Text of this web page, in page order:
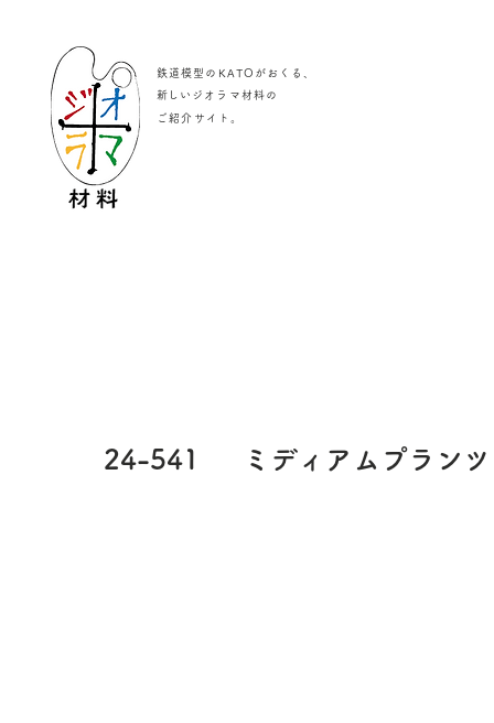
鉄道模型のKATOがおくる、
​新しいジオラマ材料の
ご紹介サイト
24-541 ミディアムプラン